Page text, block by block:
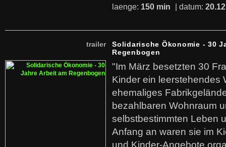
laenge: 150 min | datum:
trailer
Solidarische Ökonomie - 30
Regenbogen
"Im März besetzten 30
Kinder ein leerstehendes
ehemaliges
bezahlbaren Wohnraum
selbstbestimmten Leben
Anfang an waren sie im
und Kinder-Angebote